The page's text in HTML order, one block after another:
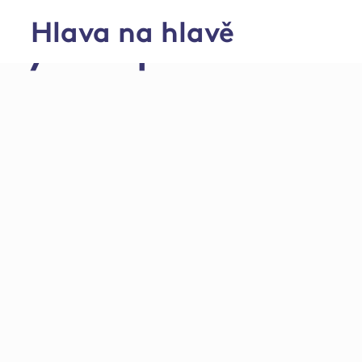
Hlava na hlavě
Výkrm prasat na